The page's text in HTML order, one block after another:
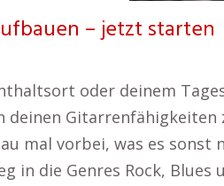
– jetzt starten
oder deinem
Gitarrenfähigkeiten
mal vorbei, was es
in die Genres Rock,